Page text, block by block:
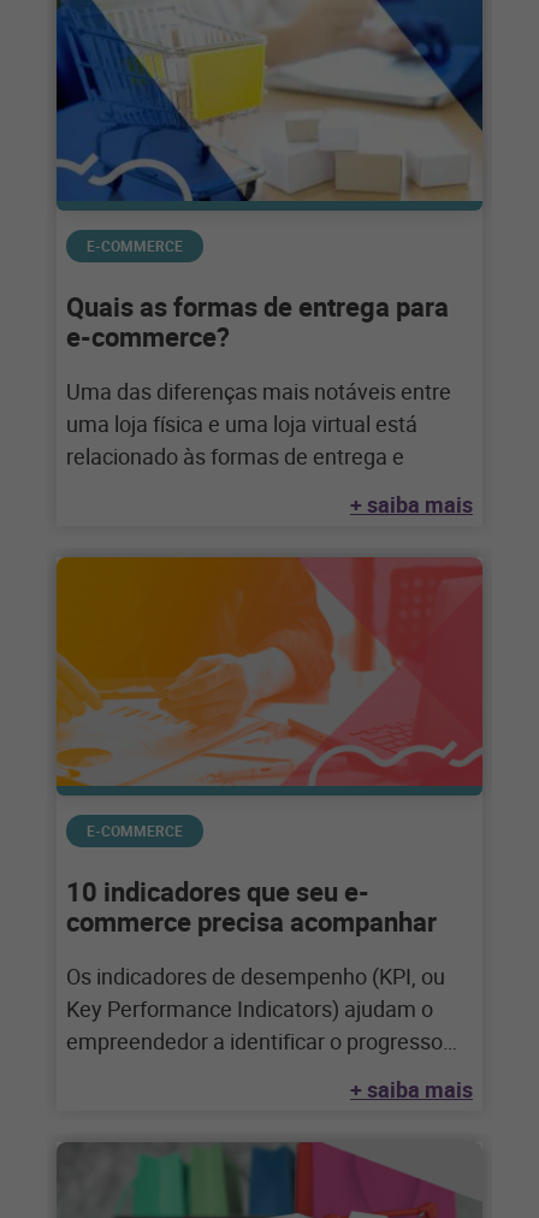
E-COMMERCE
Quais as formas de entrega para
e-commerce?
Uma das diferenças mais notáveis entre
uma loja física e uma loja virtual está
relacionado às formas de entrega e
+ saiba mais
E-COMMERCE
10 indicadores que seu e-
commerce precisa acompanhar
Os indicadores de desempenho (KPI, ou
Key Performance Indicators) ajudam o
empreendedor a identificar o progresso
+ saiba mais